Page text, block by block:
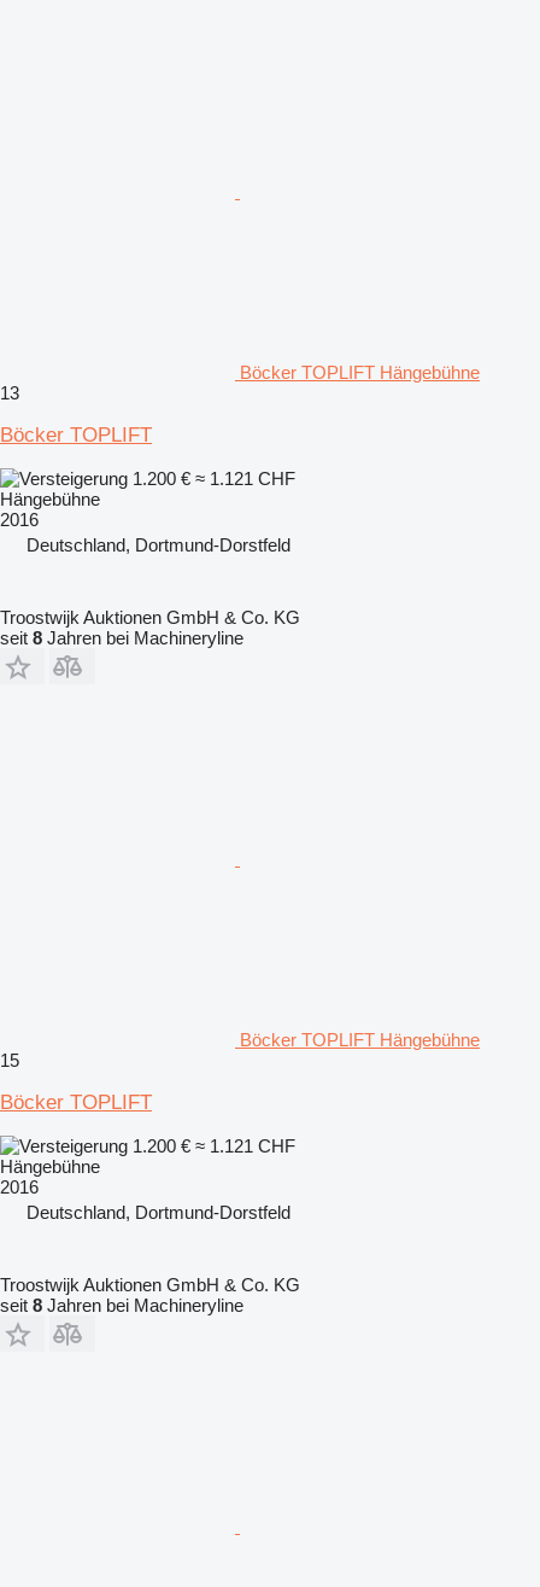
Böcker TOPLIFT Hängebühne
13
Böcker TOPLIFT
1.200 € ≈ 1.121 CHF
Hängebühne
2016
Deutschland, Dortmund-Dorstfeld
Troostwijk Auktionen GmbH & Co. KG
seit 8 Jahren bei Machineryline
Böcker TOPLIFT Hängebühne
15
Böcker TOPLIFT
1.200 € ≈ 1.121 CHF
Hängebühne
2016
Deutschland, Dortmund-Dorstfeld
Troostwijk Auktionen GmbH & Co. KG
seit 8 Jahren bei Machineryline